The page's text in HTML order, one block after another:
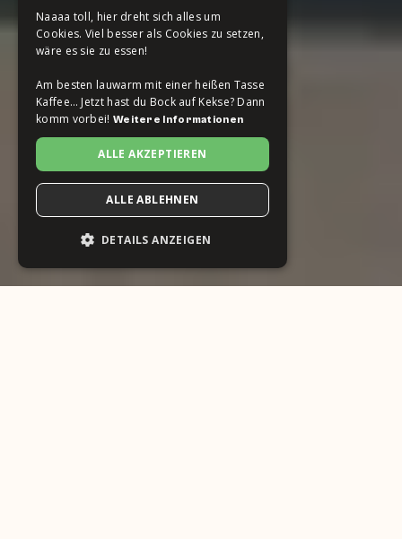
Naaaa toll, hier dreht sich alles um
Cookies. Viel besser als Cookies zu setzen,
wäre es sie zu essen!
Am besten lauwarm mit einer heißen Tasse
Kaffee… Jetzt hast du Bock auf Kekse? Dann
komm vorbei! Weitere Informationen
ALLE AKZEPTIEREN
ALLE ABLEHNEN
DETAILS ANZEIGEN